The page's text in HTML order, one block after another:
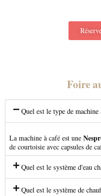
Foire
Quel est le type de machine
La machine à café est une
de courtoisie avec capsules de
Quel est le système d'eau
Quel est le système de